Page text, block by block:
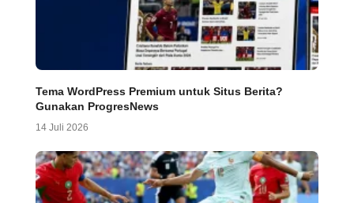
Tema WordPress Premium untuk Situs Berita?
Gunakan ProgresNews
14 Juli 2026